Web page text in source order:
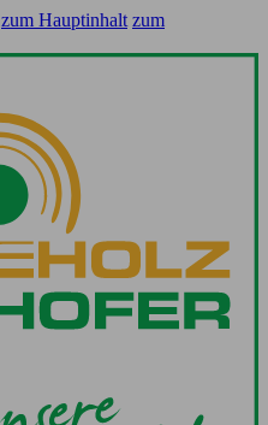
zum Hauptinhalt zum